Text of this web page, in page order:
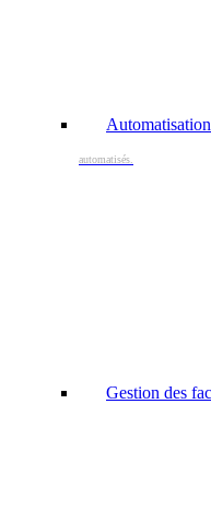
automatisés.
Gestion des